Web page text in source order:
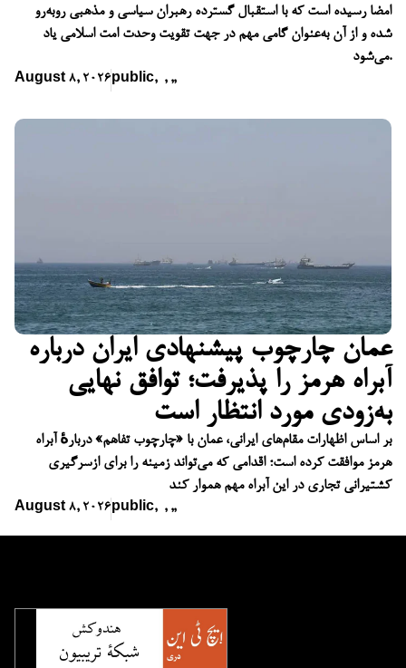
امضا رسیده است که با استقبال گسترده رهبران سیاسی و مذهبی روبه‌رو
شده و از آن به‌عنوان گامی مهم در جهت تقویت وحدت امت اسلامی یاد
می‌شود.
August 8, 2026 public, ,,,
عمان چارچوب پیشنهادی ایران درباره
آبراه هرمز را پذیرفت؛ توافق نهایی
به‌زودی مورد انتظار است
بر اساس اظهارات مقام‌های ایرانی، عمان با «چارچوب تفاهم» دربارهٔ آبراه
هرمز موافقت کرده است؛ اقدامی که می‌تواند زمینه را برای ازسرگیری
کشتیرانی تجاری در این آبراه مهم هموار کند
August 8, 2026 public, ,,,